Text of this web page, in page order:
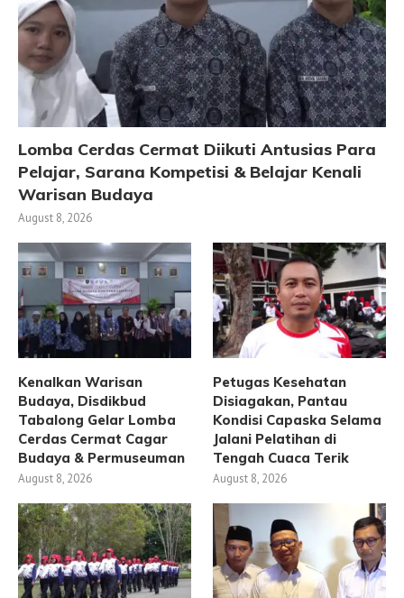
Lomba Cerdas Cermat Diikuti Antusias Para
Pelajar, Sarana Kompetisi & Belajar Kenali
Warisan Budaya
August 8, 2026
Kenalkan Warisan
Budaya, Disdikbud
Tabalong Gelar Lomba
Cerdas Cermat Cagar
Budaya & Permuseuman
August 8, 2026
Petugas Kesehatan
Disiagakan, Pantau
Kondisi Capaska Selama
Jalani Pelatihan di
Tengah Cuaca Terik
August 8, 2026